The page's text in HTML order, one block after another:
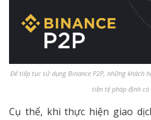
Để tiếp tục sử dụng Binance P2P, những khách
tiền tệ pháp định có
Cụ thể, khi thực hiện giao